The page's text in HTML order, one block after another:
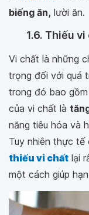
biếng ăn, lười ăn.
1.6. Thiếu
Vi chất là những
trọng đối với quá
trong đó bao
của vi chất là
năng tiêu hóa và
Tuy nhiên thực tế
thiếu vi chất lại
một cách giúp